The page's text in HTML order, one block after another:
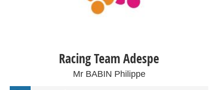
Racing Team Adespe
Mr BABIN Philippe